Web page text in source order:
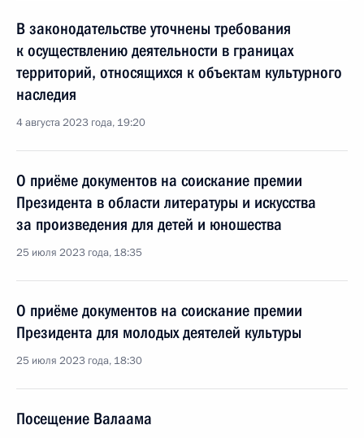
В законодательстве уточнены требования
к осуществлению деятельности в границах
территорий, относящихся к объектам культурного
наследия
4 августа 2023 года, 19:20
О приёме документов на соискание премии
Президента в области литературы и искусства
за произведения для детей и юношества
25 июля 2023 года, 18:35
О приёме документов на соискание премии
Президента для молодых деятелей культуры
25 июля 2023 года, 18:30
Посещение Валаама